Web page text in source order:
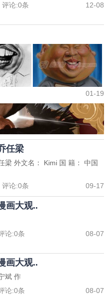
评论:0条 12-08
01-19
任梁
梁 外文名： Kimi 国 籍： 中国
评论:0条 09-17
画大观..
论:0条 08-07
画大观..
斌 作
论:0条 08-07